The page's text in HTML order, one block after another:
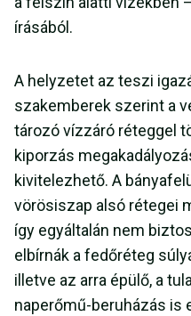
írásából.
A helyzetet az teszi
szakemberek szerint a
tározó vízzáró réteggel
kiporzás
kivitelezhető. A
vörösiszap alsó rétegei
így egyáltalán nem
elbírnák a fedőréteg
illetve az arra épülő, a
naperőmű-beruházás is